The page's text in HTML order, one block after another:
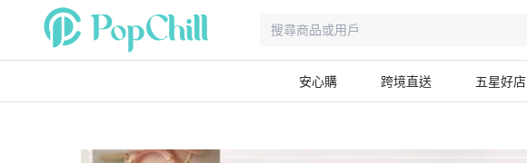
安心購 跨境直送 五星好店